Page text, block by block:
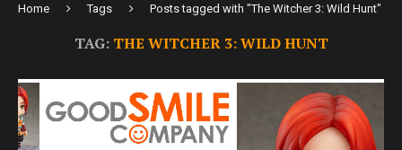
Home Tags Posts tagged with "The Witcher 3: Wild Hunt"
TAG: THE WITCHER 3: WILD HUNT